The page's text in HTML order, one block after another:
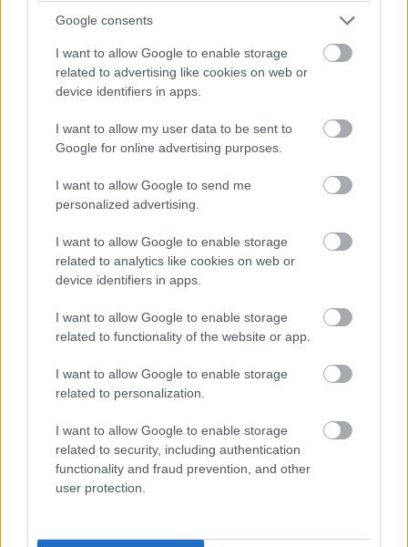
Google consents
I want to allow Google to enable storage
related to advertising like cookies on web or
device identifiers in apps.
I want to allow my user data to be sent to
Google for online advertising purposes.
I want to allow Google to send me
personalized advertising.
I want to allow Google to enable storage
related to analytics like cookies on web or
device identifiers in apps.
I want to allow Google to enable storage
related to functionality of the website or app.
I want to allow Google to enable storage
related to personalization.
I want to allow Google to enable storage
related to security, including authentication
functionality and fraud prevention, and other
user protection.